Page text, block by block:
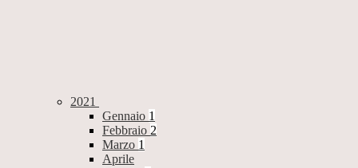
2021
Gennaio 1
Febbraio 2
Marzo 1
Aprile